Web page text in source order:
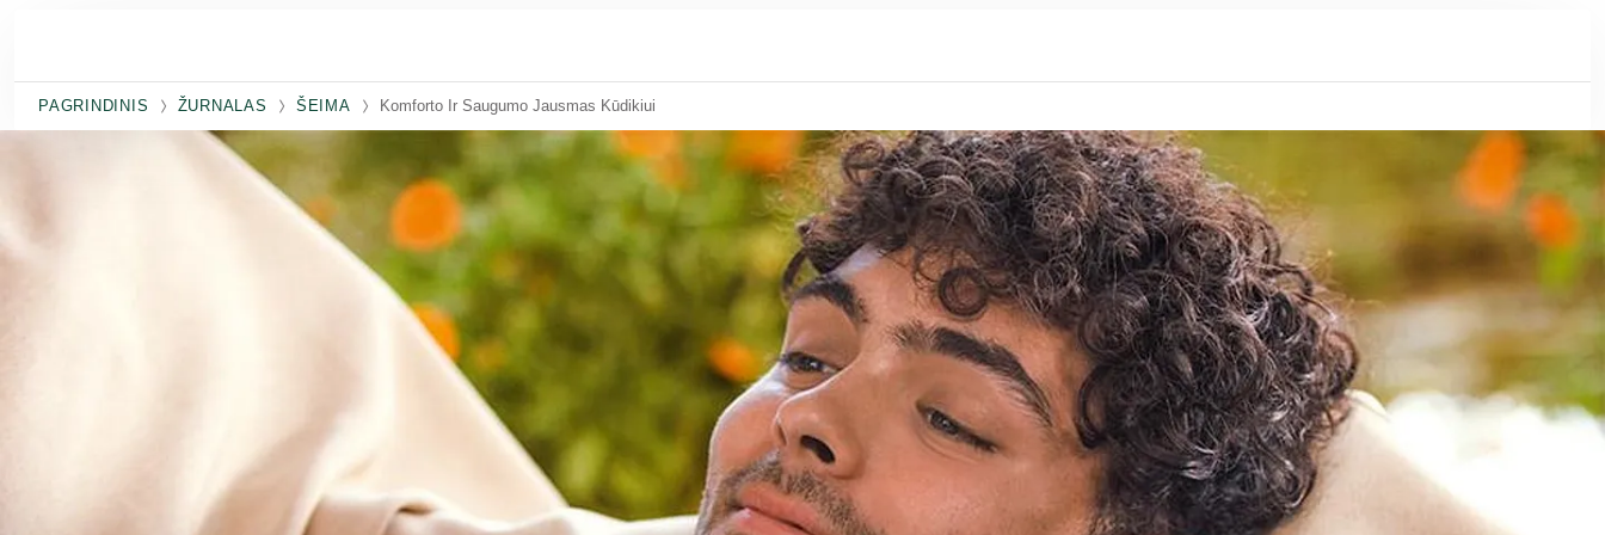
PAGRINDINIS ŽURNALAS ŠEIMA Komforto Ir Saugumo Jausmas Kūdikiui